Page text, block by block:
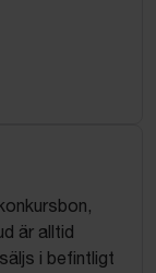
är alltid
i befintligt